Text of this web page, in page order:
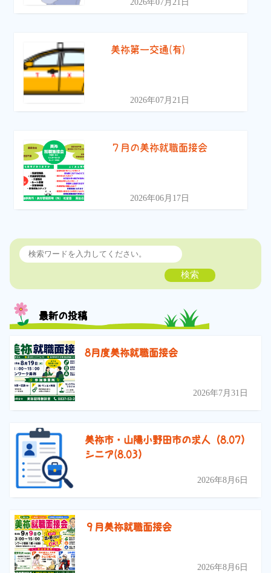
2026年07月21日
美祢第一交通(有)
2026年07月21日
７月の美祢就職面接会
2026年06月17日
検索
最新の投稿
8月度美祢就職面接会
2026年7月31日
美祢市・山陽小野田市の求人（8.07）
シニア(8.03）
2026年8月6日
９月美祢就職面接会
2026年8月6日